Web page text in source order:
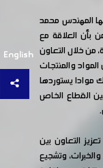
English
المهندس محمد
بأن العلاقة مع
من خلال التعاون
والمنتجات
موادا يستوردها
القطاع الخاص
التعاون بين
وتشجيع